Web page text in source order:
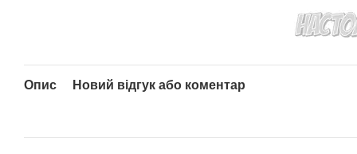
Опис Новий відгук або коментар